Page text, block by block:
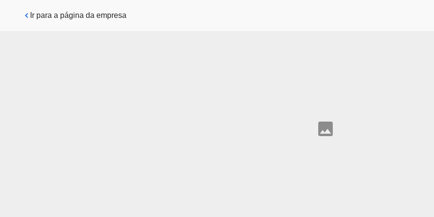
Pular para o conteúdo principal
Ir para a página da empresa